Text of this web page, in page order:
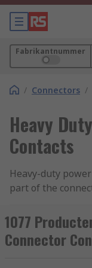
Fabrikantnummer
/ Connectors /
Heavy
Contacts
Heavy-duty
part of the
metal contacts
(female). Power
conjunction with
1077
Connector